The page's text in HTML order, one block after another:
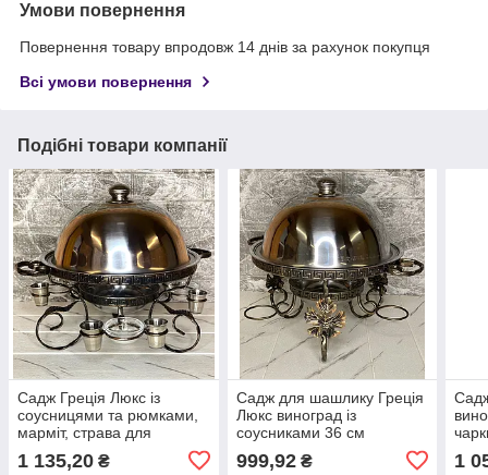
Умови повернення
Повернення товару впродовж 14 днів за рахунок покупця
Всі умови повернення
Подібні товари компанії
Садж Греція Люкс із
соусницями та рюмками,
марміт, страва для
подавання шашлику 36 см
1 135,20 ₴
Садж для шашлику Греція
Люкс виноград із
соусниками 36 см
999,92₴ 1